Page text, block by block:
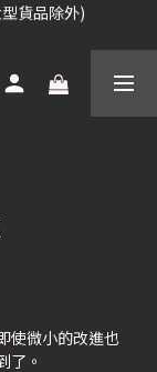
貨品除外)
貨品除外)
他滑雪用品 75折
貨品除外)
使微小的改進也
了。